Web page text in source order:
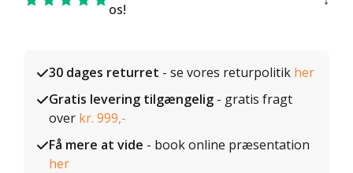
os!
30 dages returret - se vores returpolitik her
Gratis levering tilgængelig - gratis fragt
over kr. 999,-
Få mere at vide - book online præsentation
her